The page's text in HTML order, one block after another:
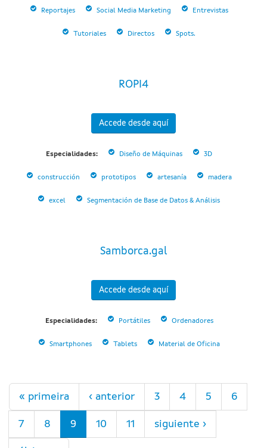
Reportajes Social Media Marketing Entrevistas
Tutoriales Directos Spots.
ROPI4
Accede desde aquí
Especialidades: Diseño de Máquinas 3D
construcción prototipos artesanía madera
excel Segmentación de Base de Datos & Análisis
Samborca.gal
Accede desde aquí
Especialidades: Portátiles Ordenadores
Smartphones Tablets Material de Oficina
Páginas
« primeira ‹ anterior 3 4 5 6
7 8 9 10 11 siguiente ›